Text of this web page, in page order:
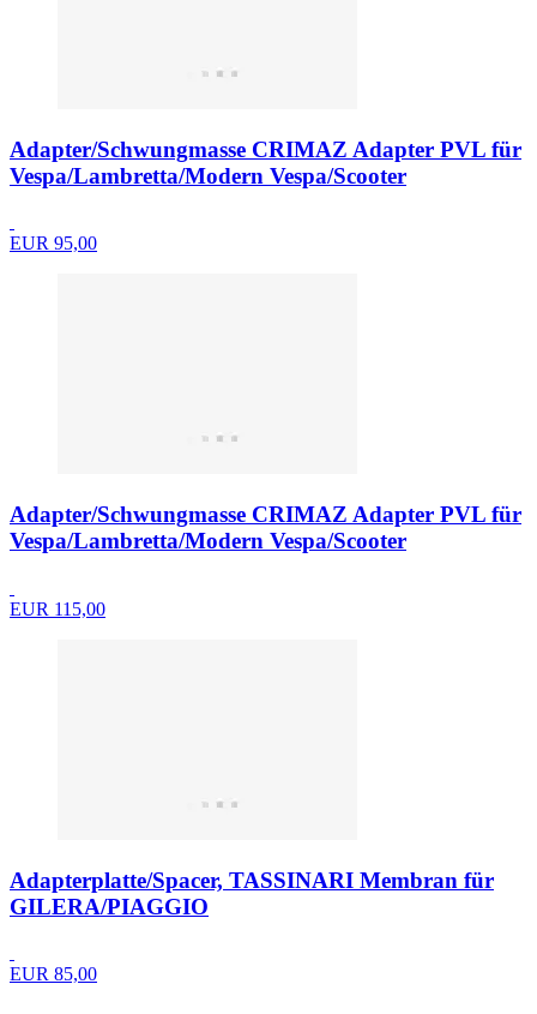
Adapter/Schwungmasse CRIMAZ Adapter PVL für
Vespa/Lambretta/Modern Vespa/Scooter
EUR 95,00
Adapter/Schwungmasse CRIMAZ Adapter PVL für
Vespa/Lambretta/Modern Vespa/Scooter
EUR 115,00
Adapterplatte/Spacer, TASSINARI Membran für
GILERA/PIAGGIO
EUR 85,00